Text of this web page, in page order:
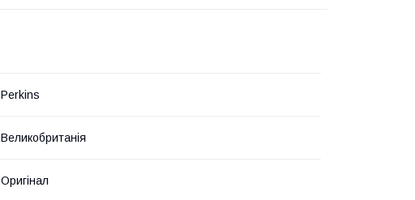
Perkins
Великобританія
Оригінал